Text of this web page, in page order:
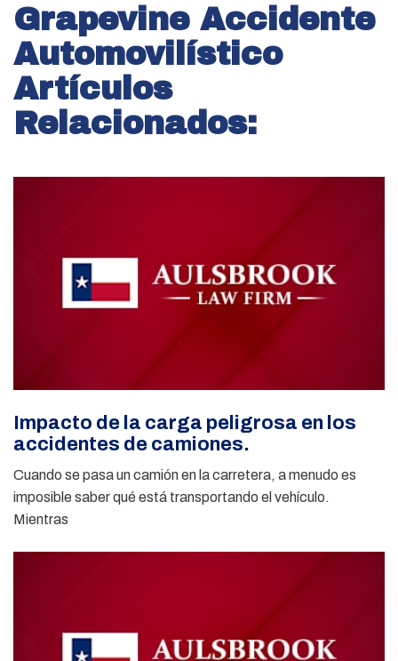
Grapevine Accidente
Automovilístico
Artículos
Relacionados:
Impacto de la carga peligrosa en los
accidentes de camiones.
Cuando se pasa un camión en la carretera, a menudo es
imposible saber qué está transportando el vehículo.
Mientras